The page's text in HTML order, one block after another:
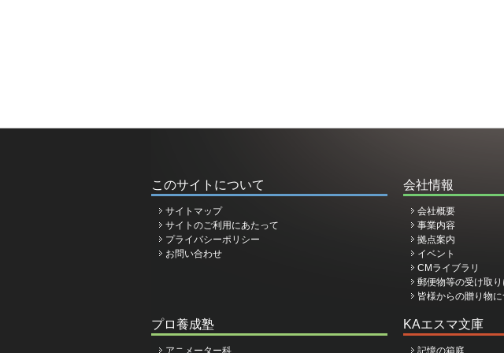
このサイトについて
サイトマップ
サイトのご利用にあたって
プライバシーポリシー
お問い合わせ
会社情報
会社概要
事業内容
拠点案内
イベント
CMライブラリ
郵便物等の受け取
皆様からの贈り物
プロ養成塾
アニメーター科
KAエスマ文庫
記憶の箱庭